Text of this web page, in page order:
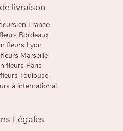
livraison
en France
Bordeaux
fleurs Lyon
Marseille
fleurs Paris
Toulouse
à international
Légales